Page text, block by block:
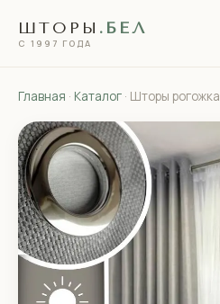
ШТОРЫ .БЕЛ
С 1997 ГОДА
Главная · Каталог · Шторы рогожка